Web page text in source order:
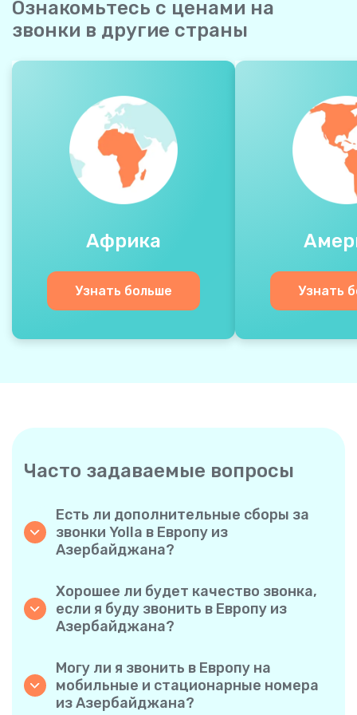
Ознакомьтесь с ценами на
звонки в другие страны
Африка
Узнать больше Узнать
Часто задаваемые вопросы
Есть ли дополнительные сборы за
звонки Yolla в Европу из
Азербайджана?
поминутной оплаты, поэтому вы платите
только за время разговора. Никаких
скрытых комиссий, обязательных
ежемесячных подписок или платы за
Хорошее ли будет качество звонка,
если я буду звонить в Европу из
Азербайджана?
у вас будет ощущение, что вы
разговариваете с человеком в одном
городе, даже если он находится на другом
Могу ли я звонить в Европу на
мобильные и стационарные номера
из Азербайджана?